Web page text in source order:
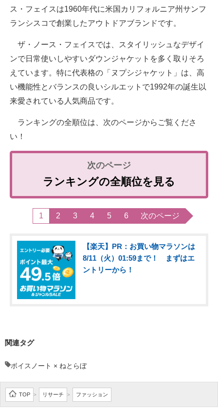
ス・フェイスは1960年代に米国カリフォルニア州サンフ
ランシスコで創業したアウトドアブランドです。
ザ・ノース・フェイスでは、スタイリッシュなデザイ
ンで日常使いしやすいダウンジャケットを多く取りそろ
えています。特に代表格の「ヌプシジャケット」は、高
い機能性とバランスの良いシルエットで1992年の誕生以
来愛されている人気商品です。
ランキングの全順位は、次のページからご覧くださ
い！
ランキングの全順位を見る
1 2 3 4 5 6 次のページ
【楽天】PR：お買い物マラソンは
8/11（火）01:59まで！ まずはエ
ントリーから！
関連タグ
ボイスノート × ねとらぼ
TOP > リサーチ > ファッション